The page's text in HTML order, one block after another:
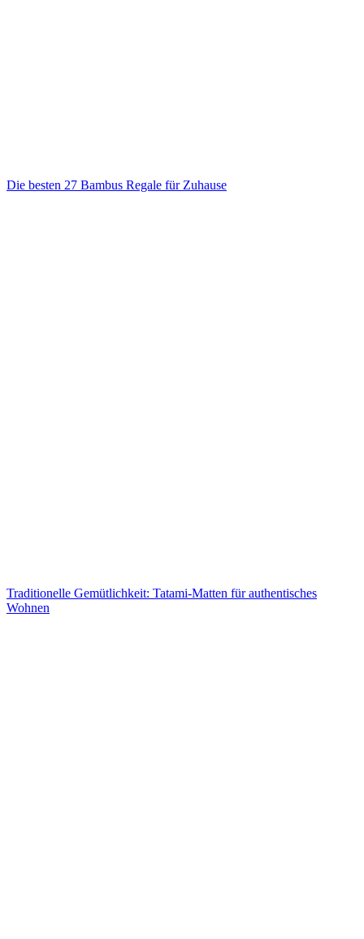
Die besten 27 Bambus Regale für Zuhause
Traditionelle Gemütlichkeit: Tatami-Matten für authentisches
Wohnen